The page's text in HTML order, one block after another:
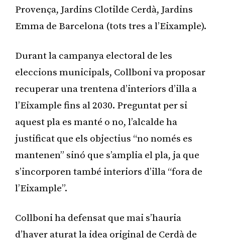
Provença, Jardins Clotilde Cerdà, Jardins
Emma de Barcelona (tots tres a l’Eixample).
Durant la campanya electoral de les
eleccions municipals, Collboni va proposar
recuperar una trentena d’interiors d’illa a
l’Eixample fins al 2030. Preguntat per si
aquest pla es manté o no, l’alcalde ha
justificat que els objectius “no només es
mantenen” sinó que s’amplia el pla, ja que
s’incorporen també interiors d’illa “fora de
l’Eixample”.
Collboni ha defensat que mai s’hauria
d’haver aturat la idea original de Cerdà de